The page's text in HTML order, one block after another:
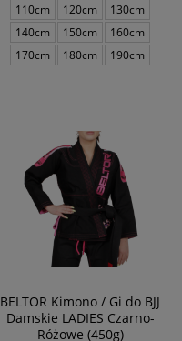
110cm
120cm
130cm
140cm
150cm
160cm
170cm
180cm 190cm
BELTOR Kimono / Gi do BJJ
Damskie LADIES Czarno-
Różowe (450g)